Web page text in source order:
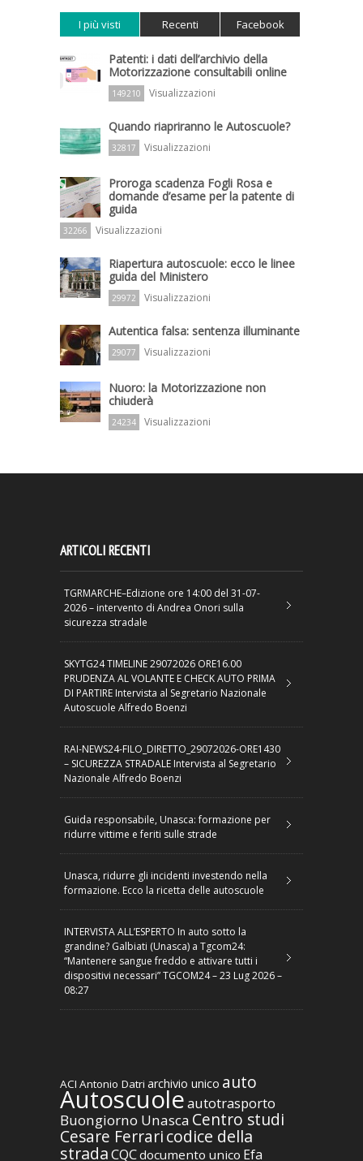
I più visti Recenti Facebook
Patenti: i dati dell’archivio della
Motorizzazione consultabili online
149210 Visualizzazioni
Quando riapriranno le Autoscuole?
32817 Visualizzazioni
Proroga scadenza Fogli Rosa e
domande d’esame per la patente di
guida
32266 Visualizzazioni
Riapertura autoscuole: ecco le linee
guida del Ministero
29972 Visualizzazioni
Autentica falsa: sentenza illuminante
29077 Visualizzazioni
Nuoro: la Motorizzazione non
chiuderà
24234 Visualizzazioni
ARTICOLI RECENTI
TGRMARCHE–Edizione ore 14:00 del 31-07-
2026 – intervento di Andrea Onori sulla
sicurezza stradale
SKYTG24 TIMELINE 29072026 ORE16.00
PRUDENZA AL VOLANTE E CHECK AUTO PRIMA
DI PARTIRE Intervista al Segretario Nazionale
Autoscuole Alfredo Boenzi
RAI-NEWS24-FILO_DIRETTO_29072026-ORE1430
– SICUREZZA STRADALE Intervista al Segretario
Nazionale Alfredo Boenzi
Guida responsabile, Unasca: formazione per
ridurre vittime e feriti sulle strade
Unasca, ridurre gli incidenti investendo nella
formazione. Ecco la ricetta delle autoscuole
INTERVISTA ALL’ESPERTO In auto sotto la
grandine? Galbiati (Unasca) a Tgcom24:
“Mantenere sangue freddo e attivare tutti i
dispositivi necessari” TGCOM24 – 23 Lug 2026 –
08:27
ACI Antonio Datri archivio unico auto
Autoscuoleautotrasporto
Buongiorno Unasca Centro studi
Cesare Ferraricodice della
stradaCQCdocumento unico Efa